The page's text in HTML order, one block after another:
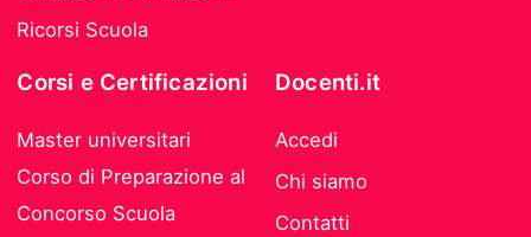
Ricorsi Scuola
Corsi e Certificazioni
Master universitari
Corso di Preparazione al
Concorso Scuola
Docenti.it
Accedi
Chi siamo
Contatti